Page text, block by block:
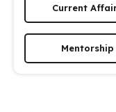
Current
Mentorship